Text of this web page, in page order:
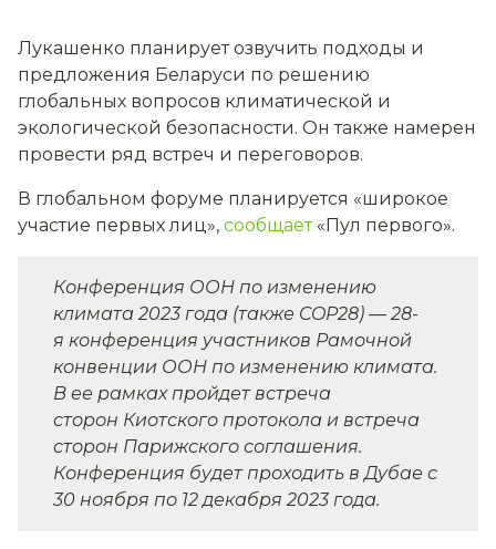
Лукашенко планирует озвучить подходы и
предложения Беларуси по решению
глобальных вопросов климатической и
экологической безопасности. Он также намерен
провести ряд встреч и переговоров.
В глобальном форуме планируется «широкое
участие первых лиц», сообщает«Пул первого».
Конференция ООН по изменению
климата 2023 года (также COP28) — 28-
я конференция участников Рамочной
конвенции ООН по изменению климата.
В ее рамках пройдет встреча
сторон Киотского протокола и встреча
сторон Парижского соглашения.
Конференция будет проходить в Дубае с
30 ноября по 12 декабря 2023 года.